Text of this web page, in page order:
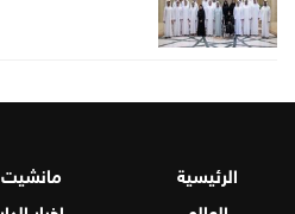
الرئيسية مانشيت